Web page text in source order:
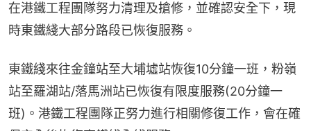
在港鐵工程團隊努力清理及搶修，並確認安全下，現
時東鐵綫大部分路段已恢復服務。
東鐵綫來往金鐘站至大埔墟站恢復10分鐘一班，粉嶺
站至羅湖站/落馬洲站已恢復有限度服務(20分鐘一
班)。港鐵工程團隊正努力進行相關修復工作，會在確